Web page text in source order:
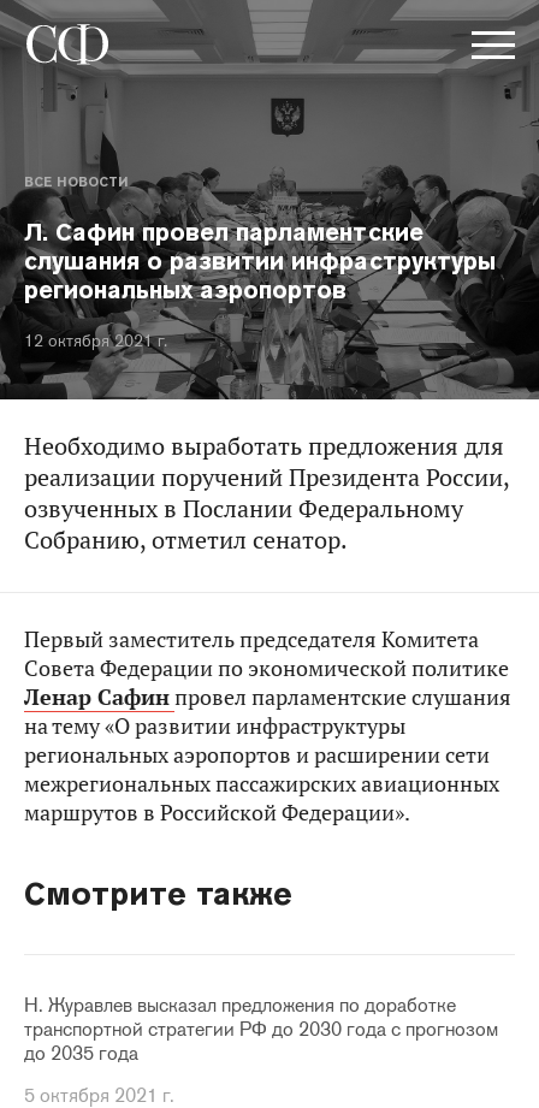
ВСЕ НОВОСТИ
Л. Сафин провел парламентские
слушания о развитии инфраструктуры
региональных аэропортов
12 октября 2021 г.
Необходимо выработать предложения для
реализации поручений Президента России,
озвученных в Послании Федеральному
Собранию, отметил сенатор.
Первый заместитель председателя Комитета
Совета Федерации по экономической политике
Ленар Сафинпровел парламентские слушания
на тему «О развитии инфраструктуры
региональных аэропортов и расширении сети
межрегиональных пассажирских авиационных
маршрутов в Российской Федерации».
Смотрите также
Н. Журавлев высказал предложения по доработке
транспортной стратегии РФ до 2030 года с прогнозом
до 2035 года
5 октября 2021 г.